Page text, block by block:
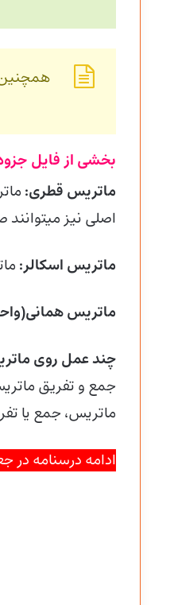
بخشی از فایل
ماتریس قطری:
اصلی نیز میتوانند
ماتریس اسکالر:
ماتریس
چند عمل روی
جمع و تفریق
ماتریس، جمع یا
ادامه درسنامه در